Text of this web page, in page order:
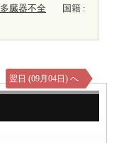
多臓器不全
国籍 :
翌日 (09月04日) へ